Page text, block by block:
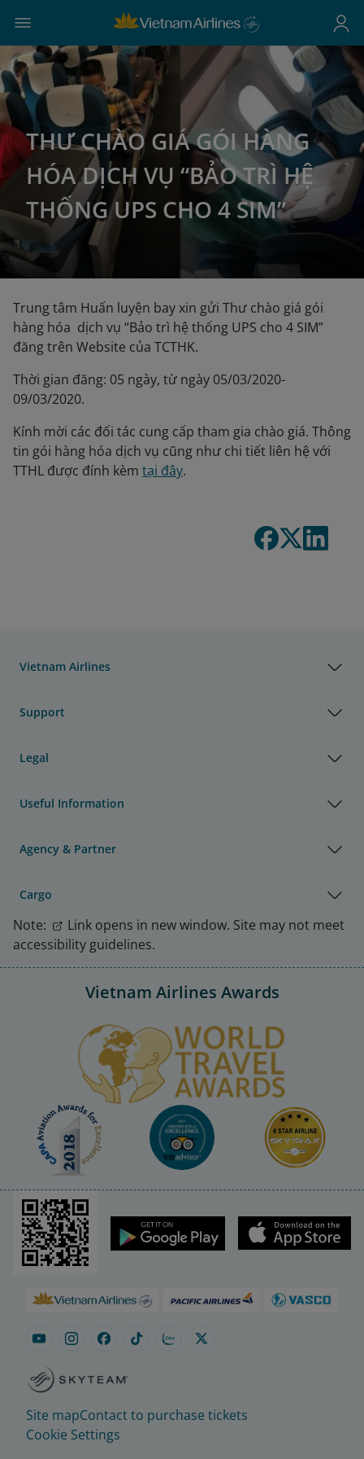
THƯ CHÀO GIÁ GÓI HÀNG
HÓA DỊCH VỤ “BẢO TRÌ HỆ
THỐNG UPS CHO 4 SIM”
Trung tâm Huấn luyện bay xin gửi Thư chào giá gói
hàng hóa dịch vụ “Bảo trì hệ thống UPS cho 4 SIM”
đăng trên Website của TCTHK.
Thời gian đăng: 05 ngày, từ ngày 05/03/2020-
09/03/2020.
Kính mời các đối tác cung cấp tham gia chào giá. Thông
tin gói hàng hóa dịch vụ cũng như chi tiết liên hệ với
TTHL được đính kèm tại đây.
Vietnam Airlines
Support
Legal
Useful Information
Agency & Partner
Cargo
Note:
Link opens in new window. Site may not meet
accessibility guidelines.
Vietnam Airlines Awards
Site mapContact to purchase tickets
Cookie Settings